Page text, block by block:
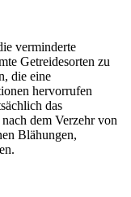
verminderte
Getreidesorten zu
die eine
hervorrufen
das
dem Verzehr von
Blähungen,